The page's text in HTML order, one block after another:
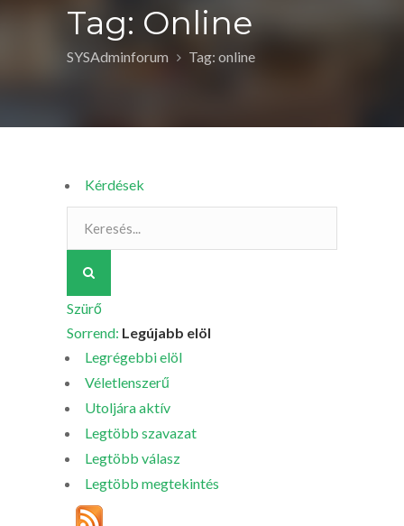
Tag: Online
SYSAdminforum Tag: online
Kérdések
Szürő
Sorrend: Legújabb elöl
Legrégebbi elöl
Véletlenszerű
Utoljára aktív
Legtöbb szavazat
Legtöbb válasz
Legtöbb megtekintés